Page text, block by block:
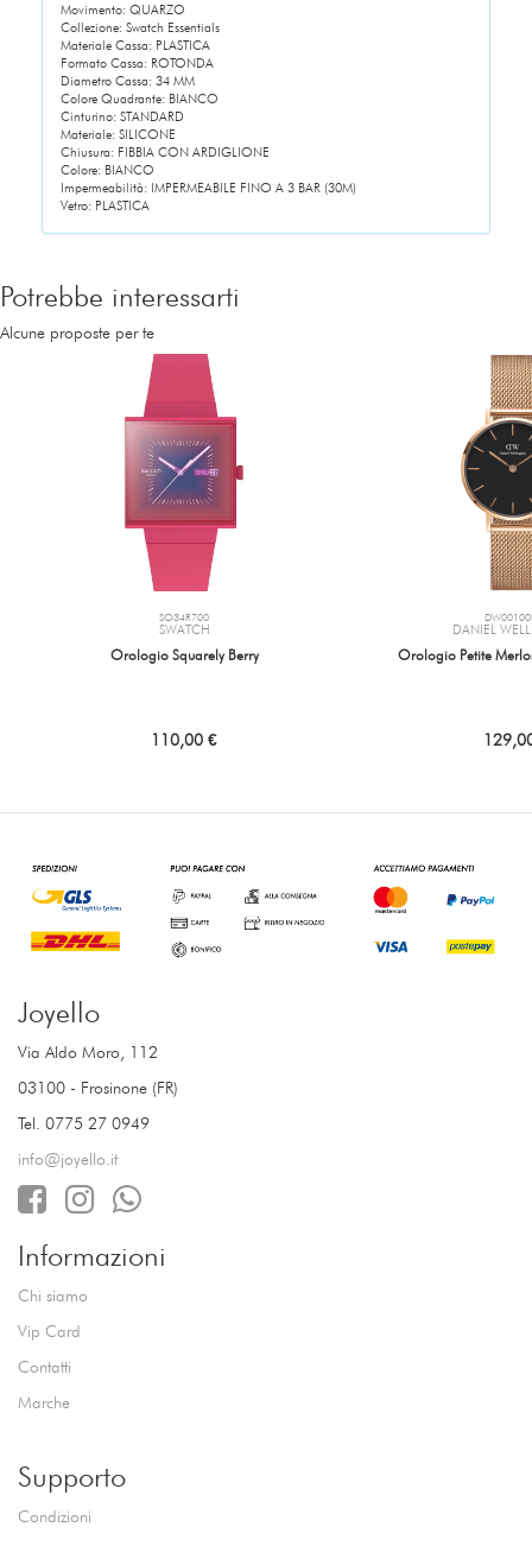
Movimento: QUARZO
Collezione: Swatch Essentials
Materiale Cassa: PLASTICA
Formato Cassa: ROTONDA
Diametro Cassa: 34 MM
Colore Quadrante: BIANCO
Cinturino: STANDARD
Materiale: SILICONE
Chiusura: FIBBIA CON ARDIGLIONE
Colore: BIANCO
Impermeabilità: IMPERMEABILE FINO A 3 BAR (30M)
Vetro: PLASTICA
Potrebbe interessarti
Alcune proposte per te
SO34R700
SWATCH
Orologio Squarely Berry
110,00 €
DANIEL
Orologio Petite
Joyello
Via Aldo Moro, 112
03100 - Frosinone (FR)
Tel. 0775 27 0949
info@joyello.it
Informazioni
Chi siamo
Vip Card
Contatti
Marche
Supporto
Condizioni